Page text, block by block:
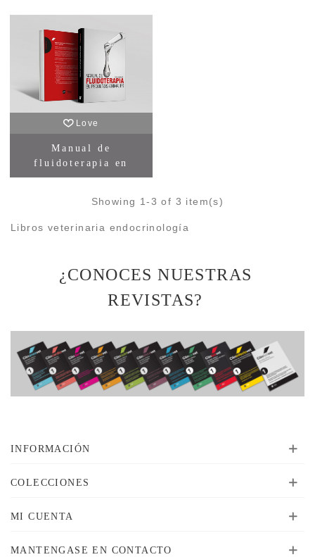
Love
Manual de
fluidoterapia en
pequeños animales
Showing 1-3 of 3 item(s)
Libros veterinaria endocrinologí­a
¿CONOCES NUESTRAS
REVISTAS?
INFORMACIÓN
COLECCIONES
MI CUENTA
MANTENGASE EN CONTACTO